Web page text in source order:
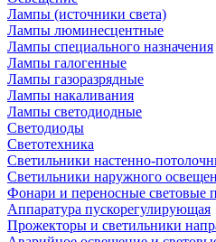
Лампы (источники света)
Лампы люминесцентные
Лампы специального назначения
Лампы галогенные
Лампы газоразрядные
Лампы накаливания
Лампы светодиодные
Светодиоды
Светотехника
Светильники настенно-
Светильники наружного
Фонари и переносные световые
Аппаратура пускорегулирующая
Прожекторы и светильники